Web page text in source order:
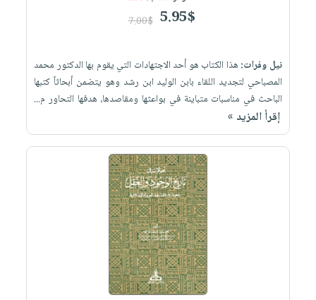
5.95$
7.00$
نيل وفرات: هذا الكتاب هو أحد الاجتهادات التي يقوم بها الدكتور محمد
المصباحي لتجديد اللقاء بابن الوليد ابن رشد وهو يتضمن أبحاثاً كتبها
الباحث في مناسبات متباينة في بواعثها ومقاصدها، هدفها التحاور م...
إقرأ المزيد »